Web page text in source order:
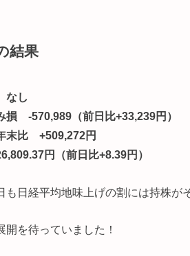
結果
なし
損 -570,989（前日比+33,239円）
末比 +509,272円
円（前日比+8.39円）
も日経平均地味上げの割には持株が
開を待っていました！